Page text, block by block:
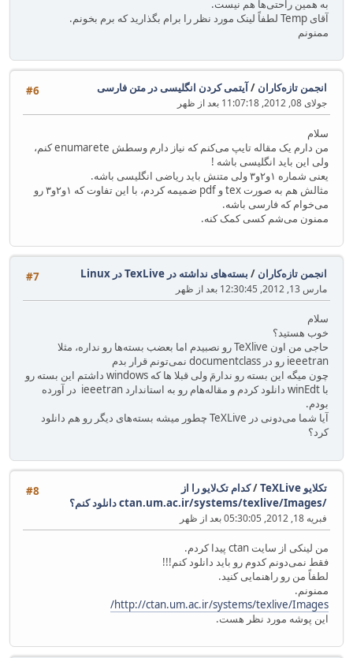
به همین راحتی‌ها هم نیست.
آقای Temp لطفاً لینک مورد نظر را برام بگذارید که برم بخونم.
ممنونم
#6 انجمن تازه‌کاران / آیتمی کردن انگلیسی در متن فارسی
جولای 08, 2012, 11:07:18 بعد از ظهر
سلام
من دارم یک مقاله تایپ می‌کنم که نیاز دارم وسطش enumarete کنم،
ولی این باید انگلیسی باشه !
یعنی شماره ۱و۲و۳ ولی متنش باید ریاضی انگلیسی باشه.
مثالش هم به صورت tex و pdf ضمیمه کردم، با این تفاوت که ۱و۲و۳ رو
می‌خوام که فارسی باشه.
ممنون می‌شم کسی کمک کنه.
#7 انجمن تازه‌کاران / بسته‌های نداشته در TexLive در Linux
مارس 13, 2012, 12:30:45 بعد از ظهر
سلام
خوب هستید؟
حاجی من اون TeXlive رو نصبیدم اما بعضب بسته‌ها رو نداره، مثلا
ieeetran رو در documentclass نمی‌تونم قرار بدم
چون میگه این بسته رو ندارمَ ولی قبلا ها که windows داشتم این بسته رو
با winEdt دانلود کردم و مقاله‌هام رو به استاندارد ieeetran در آورده
بودم.
آیا شما می‌دونی در TeXLive چطور میشه بسته‌های دیگر رو هم دانلود
کرد؟
#8 تکلایو TeXLive /کدام تک‌لایو را از
‪ctan.um.ac.ir/systems/texlive/Images/‬ دانلود کنم؟
فبریه 18, 2012, 05:30:05 بعد از ظهر
من لینکی از سایت ctan پیدا کردم.
فقط نمی‌دونم کدوم رو باید دانلود کنم!!!
لطفاً من رو راهنمایی کنید.
ممنونم.
http://ctan.um.ac.ir/systems/texlive/Images/
این پوشه مورد نظر هست.